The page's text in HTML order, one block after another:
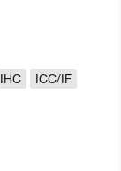
IHC
ICC/IF